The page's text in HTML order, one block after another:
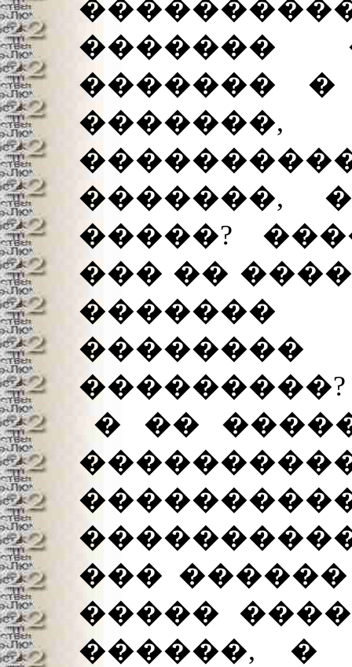
�������
�������,
�����?
��� ��
��������
���������?
� ��
���
�����
������, �